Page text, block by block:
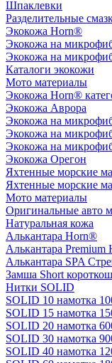
Шпаклевки
Разделительные
Экокожа Horn®
Экокожа на
Экокожа на
Каталоги экокожи
Мото материалы
Экокожа Horn®
Экокожа Аврора
Экокожа на
Экокожа на
Экокожа на
Экокожа Орегон
Яхтенные морские
Яхтенные морские
Мото материалы
Оригинальные авто
Натуральная кожа
Алькантара Horn®
Алькантара Premium
Алькантара SPA
Замша Short
Нитки SOLID
SOLID 10 намотка
SOLID 15 намотка
SOLID 20 намотка
SOLID 30 намотка
SOLID 40 намотка